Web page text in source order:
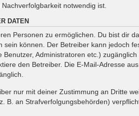
notwendig ist.
DATEN
Personen zu ermöglichen. Du bist dir
können. Der Betreiber kann jedoch
Administratoren etc.)
den Betreiber. Die E-Mail-Adresse
nur mit deiner Zustimmung an Dritte
B. an Strafverfolgungsbehörden)